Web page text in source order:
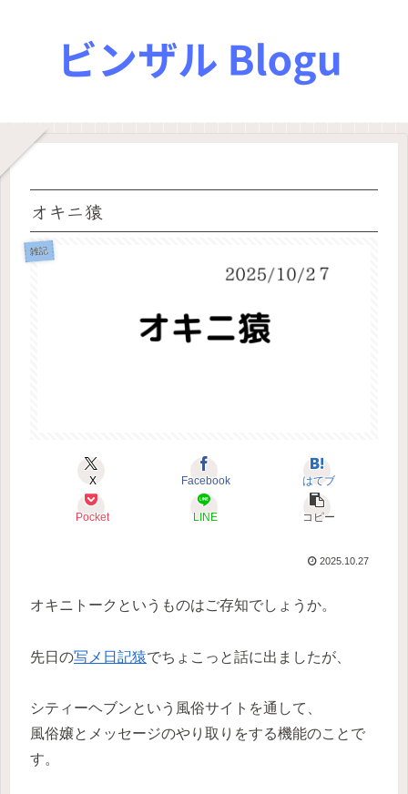
オキニ猿
雑記
X Facebook はてブ
Pocket LINE コピー
2025.10.27
オキニトークというものはご存知でしょうか。
先日の写メ日記猿でちょこっと話に出ましたが、
シティーヘブンという風俗サイトを通して、
風俗嬢とメッセージのやり取りをする機能のことで
す。